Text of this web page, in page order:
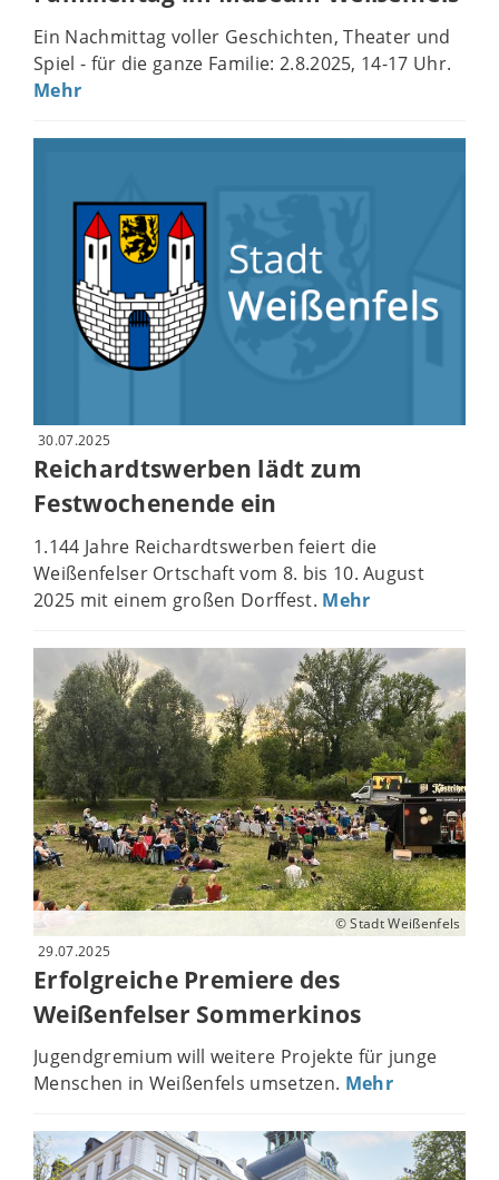
Ein Nachmittag voller Geschichten, Theater und
Spiel - für die ganze Familie: 2.8.2025, 14-17 Uhr.
Mehr
30.07.2025
Reichardtswerben lädt zum
Festwochenende ein
1.144 Jahre Reichardtswerben feiert die
Weißenfelser Ortschaft vom 8. bis 10. August
2025 mit einem großen Dorffest. Mehr
© Stadt Weißenfels
29.07.2025
Erfolgreiche Premiere des
Weißenfelser Sommerkinos
Jugendgremium will weitere Projekte für junge
Menschen in Weißenfels umsetzen. Mehr